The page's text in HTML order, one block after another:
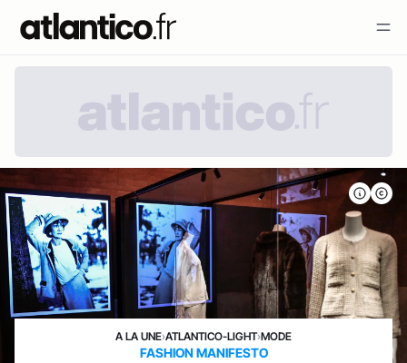
A LA UNE›ATLANTICO-LIGHT›MODE
FASHION MANIFESTO